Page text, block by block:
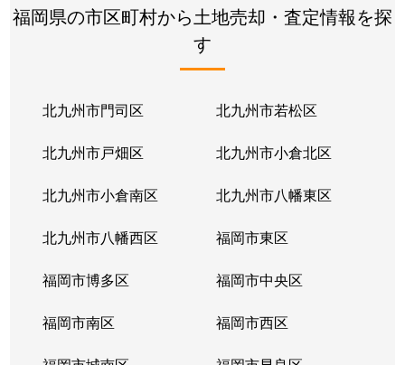
福岡県の市区町村から土地売却・査定情報を探
す
北九州市門司区 北九州市若松区
北九州市戸畑区 北九州市小倉北区
北九州市小倉南区 北九州市八幡東区
北九州市八幡西区 福岡市東区
福岡市博多区 福岡市中央区
福岡市南区 福岡市西区